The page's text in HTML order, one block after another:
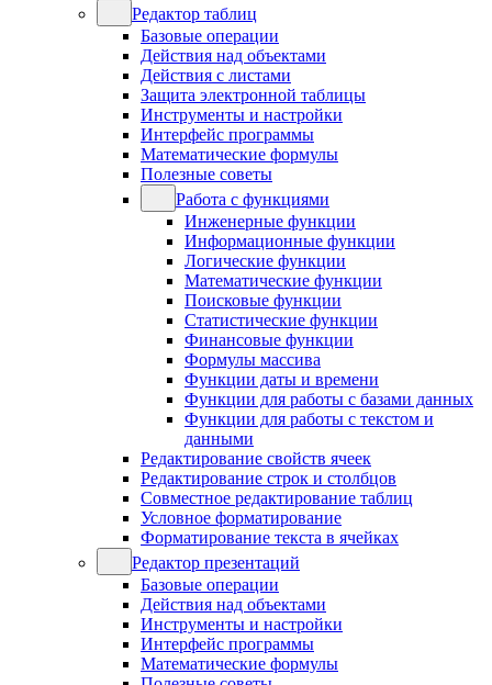
Редактор таблиц
Базовые операции
Действия над объектами
Действия с листами
Защита электронной таблицы
Инструменты и настройки
Интерфейс программы
Математические формулы
Полезные советы
Работа с функциями
Инженерные функции
Информационные функции
Логические функции
Математические функции
Поисковые функции
Статистические функции
Финансовые функции
Формулы массива
Функции даты и времени
Функции для работы с базами данных
Функции для работы с текстом и
данными
Редактирование свойств ячеек
Редактирование строк и столбцов
Совместное редактирование таблиц
Условное форматирование
Форматирование текста в ячейках
Редактор презентаций
Базовые операции
Действия над объектами
Инструменты и настройки
Интерфейс программы
Математические формулы